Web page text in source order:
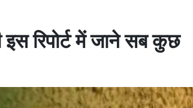
रिपोर्ट में जाने सब कुछ